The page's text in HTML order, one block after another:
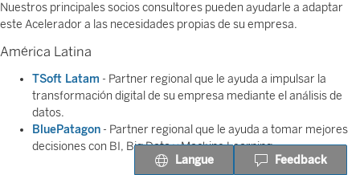
Nuestros principales socios consultores pueden ayudarle a adaptar
este Acelerador a las necesidades propias de su empresa.
América Latina
TSoft Latam - Partner regional que le ayuda a impulsar la
transformación digital de su empresa mediante el análisis de
datos.
BluePatagon - Partner regional que le ayuda a tomar mejores
decisiones con BI, Big Data y Machine Learning.
Langue
Feedback